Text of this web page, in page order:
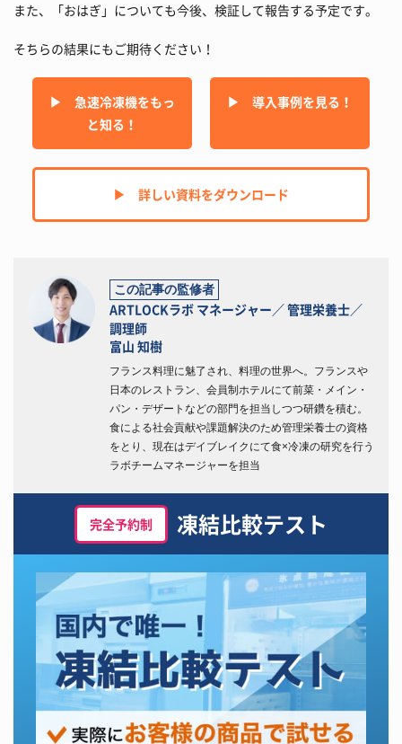
また、「おはぎ」についても今後、検証して報告する予定です。
そちらの結果にもご期待ください！
▶︎ 急速冷凍機をもっ
と知る！
▶︎ 導入事例を見る！
▶︎ 詳しい資料をダウンロード
この記事の監修者
ARTLOCKラボ マネージャー／ 管理栄養士／
調理師
富山 知樹
フランス料理に魅了され、料理の世界へ。フランスや
日本のレストラン、会員制ホテルにて前菜・メイン・
パン・デザートなどの部門を担当しつつ研鑽を積む。
食による社会貢献や課題解決のため管理栄養士の資格
をとり、現在はデイブレイクにて食×冷凍の研究を行う
ラボチームマネージャーを担当
完全予約制 凍結比較テスト